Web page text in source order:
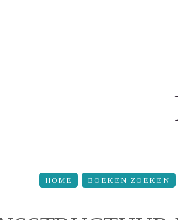
HOME BOEKEN ZOEKEN